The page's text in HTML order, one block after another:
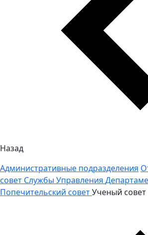
Назад
Административные подразделения
совет Службы Управления
Попечительский советУченый совет